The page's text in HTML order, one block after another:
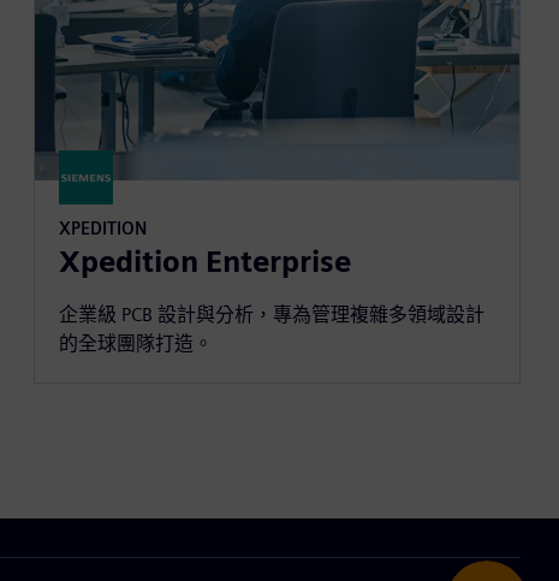
XPEDITION
Xpedition Enterprise
企業級 PCB 設計與分析，專為管理複雜多領域設計
的全球團隊打造。